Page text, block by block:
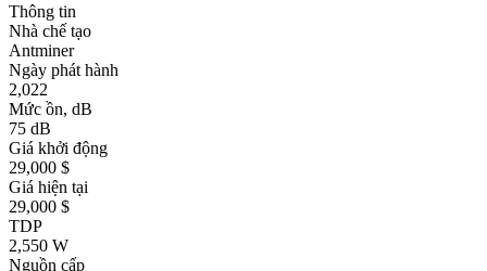
Thông tin
Nhà chế tạo
Antminer
Ngày phát hành
2,022
Mức ồn, dB
75 dB
Giá khởi động
29,000 $
Giá hiện tại
29,000 $
TDP
2,550 W
Nguồn cấp